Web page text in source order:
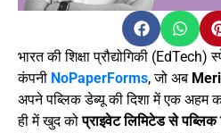
भारत की शिक्षा प्रौद्योगिकी
कंपनी NoPaperForms, जो अब
अपने पब्लिक डेब्यू की दिशा में एक अहम
ही में खुद कोप्राइवेट लिमिटेड से